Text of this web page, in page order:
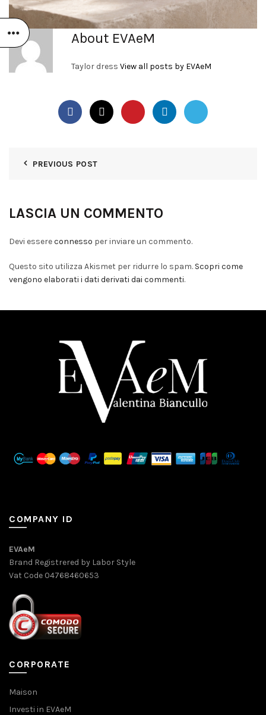
About EVAeM
Taylor dress View all posts by EVAeM
PREVIOUS POST
LASCIA UN COMMENTO
Devi essereconnesso per inviare un commento.
Questo sito utilizza Akismet per ridurre lo spam. Scopri come
vengono elaborati i dati derivati dai commenti.
COMPANY ID
EVAeM
Brand Registrered by Labor Style
Vat Code 04768460653
CORPORATE
Maison
Investi in EVAeM